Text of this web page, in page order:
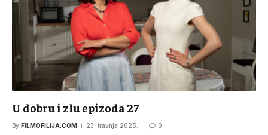
U dobru i zlu epizoda 27
By FILMOFILIJA.COM 23. travnja 2025. 0